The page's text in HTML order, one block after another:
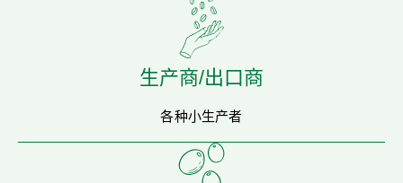
生产商/出口商
各种小生产者